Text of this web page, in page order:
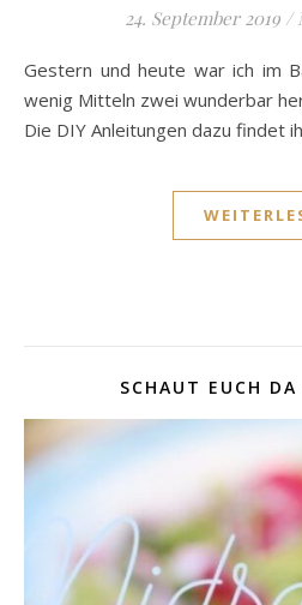
24. September 2019 /
Gestern und heute war ich im Bastelfieber und habe mit
wenig Mitteln zwei wunderbar
Die DIY Anleitungen dazu findet
SCHAUT EUCH